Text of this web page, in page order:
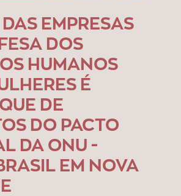
EMPRESAS
DOS
HUMANOS
É
DE
DO PACTO
DA ONU -
EM NOVA